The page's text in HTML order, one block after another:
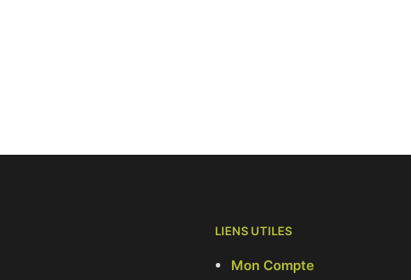
LIENS UTILES
Mon Compte